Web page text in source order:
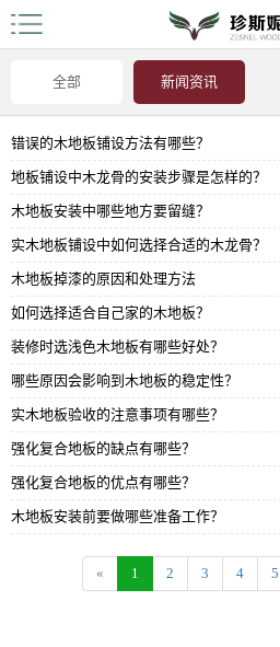
全部 新闻资讯
错误的木地板铺设方法有哪些？
地板铺设中木龙骨的安装步骤是怎样的？
木地板安装中哪些地方要留缝？
实木地板铺设中如何选择合适的木龙骨？
木地板掉漆的原因和处理方法
如何选择适合自己家的木地板？
装修时选浅色木地板有哪些好处？
哪些原因会影响到木地板的稳定性？
实木地板验收的注意事项有哪些？
强化复合地板的缺点有哪些？
强化复合地板的优点有哪些？
木地板安装前要做哪些准备工作？
« 1 2 3 4 5